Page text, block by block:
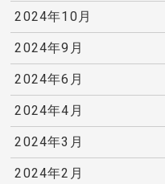
2024年10月
2024年9月
2024年6月
2024年4月
2024年3月
2024年2月